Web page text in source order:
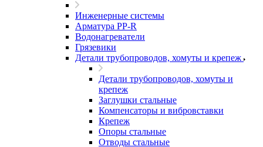
Инженерные системы
Арматура PP-R
Водонагреватели
Грязевики
Детали трубопроводов, хомуты и крепеж
Детали трубопроводов, хомуты и
крепеж
Заглушки стальные
Компенсаторы и вибровставки
Крепеж
Опоры стальные
Отводы стальные